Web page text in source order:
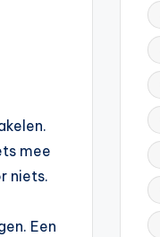
mee
niets.
Een